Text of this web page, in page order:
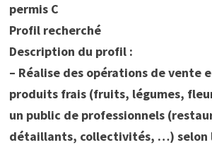
permis C
Profil recherché
Description du profil :
– Réalise des opérations de vente
produits frais (fruits, légumes,
un public de professionnels
détaillants, collectivités, …) selon